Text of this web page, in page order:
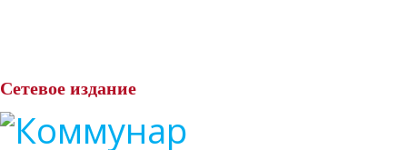
Сетевое издание